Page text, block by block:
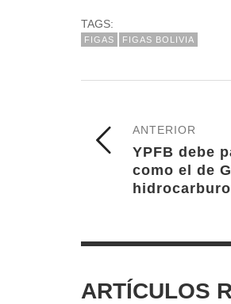
TAGS:
FIGAS FIGAS BOLIVIA
ANTERIOR
YPFB debe
como el de
ARTÍCULOS